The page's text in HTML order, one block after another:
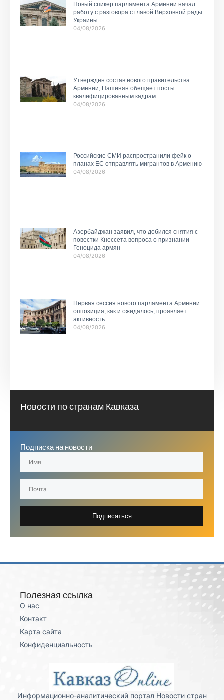
Новый спикер парламента Армении начал
работу с разговора с главой Верховной рады
Украины
04/08/2026
Утвержден состав нового правительства
Армении, Пашинян обещает посты
квалифицированным кадрам
04/08/2026
Российские СМИ распространили фейк о
планах ЕС отправлять мигрантов в Армению
04/08/2026
Азербайджан заявил, что добился снятия с
повестки Кнессета вопроса о признании
Геноцида армян
04/08/2026
Первая сессия нового парламента Армении:
оппозиция, как и ожидалось, проявляет
активность
04/08/2026
Новости по странам Кавказа
Подписка на новости
Подписаться
Полезная ссылка
О нас
Контакт
Карта сайта
Конфиденциальность
Информационно-аналитический портал Новости стран